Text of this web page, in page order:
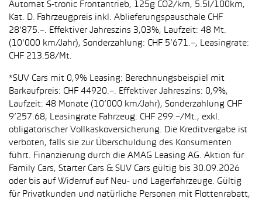
Automat S-tronic Frontantrieb, 125g CO2/km, 5.5l/100km,
Kat. D. Fahrzeugpreis inkl. Ablieferungspauschale CHF
28’875.–. Effektiver Jahreszins 3,03%, Laufzeit: 48 Mt.
(10'000 km/Jahr), Sonderzahlung: CHF 5’671.–, Leasingrate:
CHF 213.58/Mt.
*SUV Cars mit 0,9% Leasing: Berechnungsbeispiel mit
Barkaufpreis: CHF 44920.–. Effektiver Jahreszins: 0,9%,
Laufzeit: 48 Monate (10’000 km/Jahr), Sonderzahlung CHF
9’257.68, Leasingrate Fahrzeug: CHF 299.–/Mt., exkl.
obligatorischer Vollkaskoversicherung. Die Kreditvergabe ist
verboten, falls sie zur Überschuldung des Konsumenten
führt. Finanzierung durch die AMAG Leasing AG. Aktion für
Family Cars, Starter Cars & SUV Cars gültig bis 30.09.2026
oder bis auf Widerruf auf Neu- und Lagerfahrzeuge. Gültig
für Privatkunden und natürliche Personen mit Flottenrabatt,